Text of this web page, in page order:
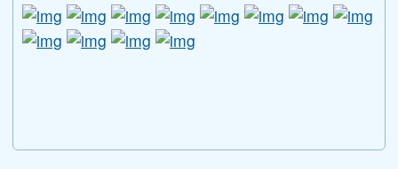
link to http://www.2017twccprcescr.tw/
link to http://http://ifi.immigration.gov.tw/
link to https://i.win.org.tw/iWIN/
link to https://
link to http://link to https://
link to https://
link to
link to
link to https://dep.mohw.gov.tw/DOMHAOH/lp-3560-
link to https://dep.mohw.gov.tw/DOMHAOH/cp-
link to http://sgcc.tyc.edu.tw/tycsgcc/ \
link to =\ https://learning.swcb.gov.tw/
link to http://